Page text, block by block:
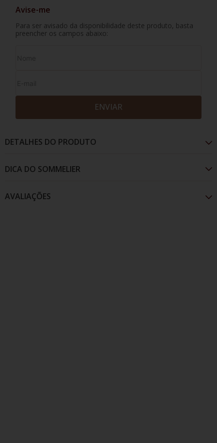
Avise-me
Para ser avisado da disponibilidade deste produto, basta
preencher os campos abaixo:
ENVIAR
DETALHES DO PRODUTO
Elaborado a partir da casta nebbiolo, este vinho
AVALIAÇÕES